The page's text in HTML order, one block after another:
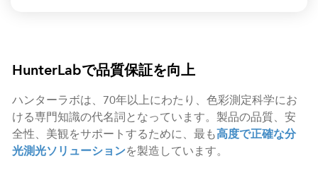
HunterLabで品質保証を向上
ハンターラボは、70年以上にわたり、色彩測定科学にお
ける専門知識の代名詞となっています。製品の品質、安
全性、美観をサポートするために、最も高度で正確な分
光測光ソリューションを製造しています。